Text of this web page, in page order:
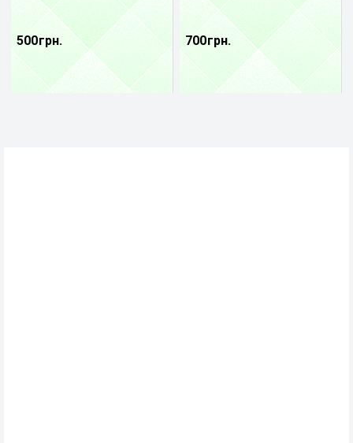
500 грн. 700 грн.